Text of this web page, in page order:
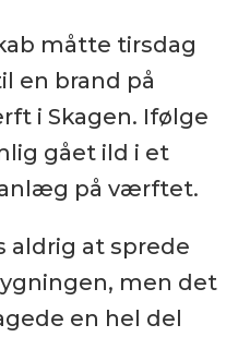
måtte tirsdag
en brand på
i Skagen. Ifølge
gået ild i et
på værftet.
aldrig at sprede
men det
en hel del